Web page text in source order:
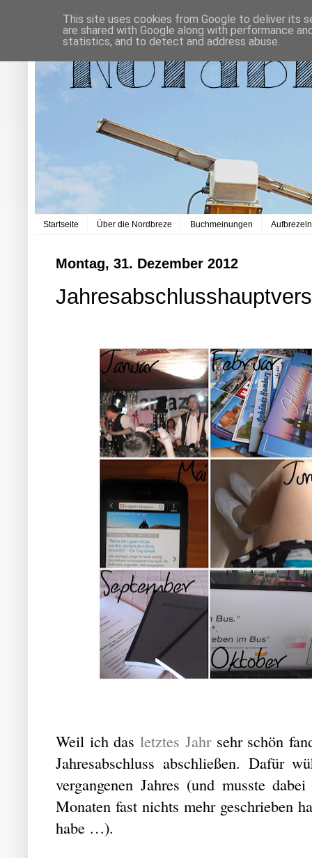
Startseite Über die Nordbreze Buchmeinungen
Montag, 31. Dezember 2012
Weil ich dasletztes Jahrsehr schön
Jahresabschluss abschließen. Dafür
vergangenen Jahres (und musste
Monaten fast nichts mehr geschrieben
habe …).
This site uses cookies from Google to deliver its
are shared with Google along with performance
statistics, and to detect and address abuse.